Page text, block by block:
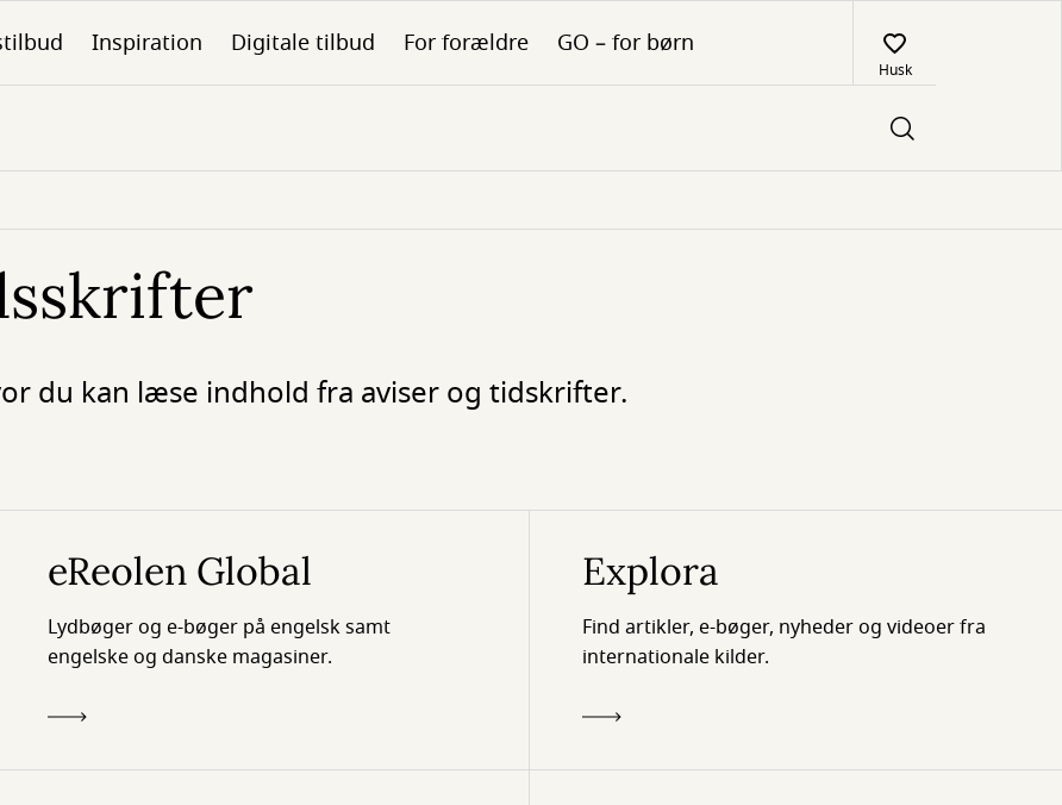
Inspiration Digitale tilbud For forældre GO – for børn
Husk
du kan læse indhold fra aviser og tidskrifter.
eReolen Global
Lydbøger og e-bøger på engelsk samt
engelske og danske magasiner.
Explora
Find artikler, e-bøger, nyheder og videoer fra
internationale kilder.